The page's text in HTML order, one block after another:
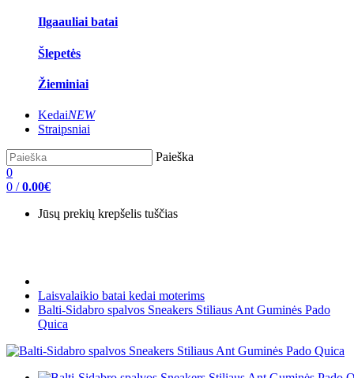
Ilgaauliai batai
Šlepetės
Žieminiai
KedaiNEW
Straipsniai
Paieška
0
0 / 0.00€
Jūsų prekių krepšelis tuščias
Laisvalaikio batai kedai moterims
Balti-Sidabro spalvos Sneakers Stiliaus Ant Guminės Pado
Quica